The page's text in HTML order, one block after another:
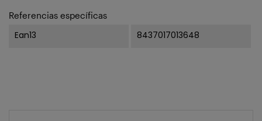
Referencias específicas
Ean13 8437017013648